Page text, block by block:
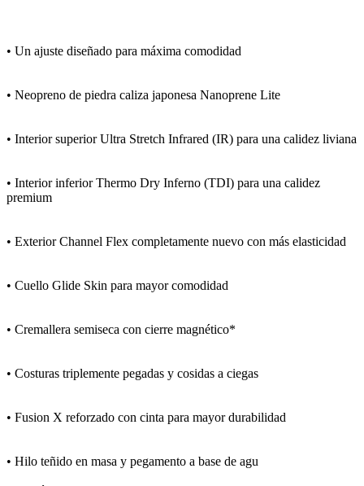
• Un ajuste diseñado para máxima comodidad
• Neopreno de piedra caliza japonesa Nanoprene Lite
• Interior superior Ultra Stretch Infrared (IR) para una calidez liviana
• Interior inferior Thermo Dry Inferno (TDI) para una calidez
premium
• Exterior Channel Flex completamente nuevo con más elasticidad
• Cuello Glide Skin para mayor comodidad
• Cremallera semiseca con cierre magnético*
• Costuras triplemente pegadas y cosidas a ciegas
• Fusion X reforzado con cinta para mayor durabilidad
• Hilo teñido en masa y pegamento a base de agu